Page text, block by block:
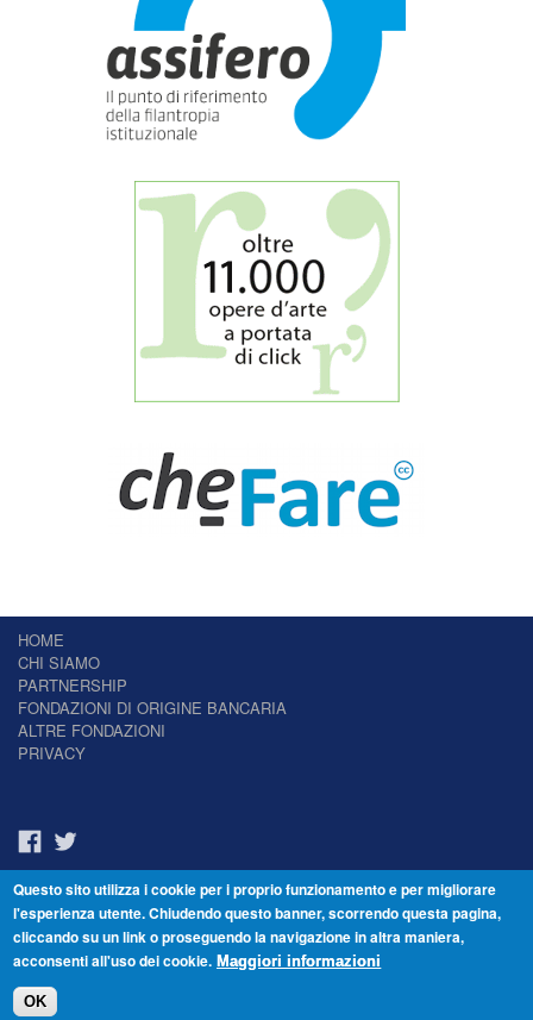
HOME
CHI SIAMO
PARTNERSHIP
FONDAZIONI DI ORIGINE BANCARIA
ALTRE FONDAZIONI
PRIVACY
Il Giornale delle Fondazioni - Periodico telematico
Reg. Tribunale n.7 del 22/07/2014 – ISSN 2421-2466
© Fondazione Venezia 2000 - Dorsoduro 3488/U - 30123 Venezia - Italia -
Questo sito utilizza i cookie per i proprio funzionamento e per migliorare
l'esperienza utente. Chiudendo questo banner, scorrendo questa pagina,
cliccando su un link o proseguendo la navigazione in altra maniera,
acconsenti all'uso dei cookie. Maggiori informazioni
OK